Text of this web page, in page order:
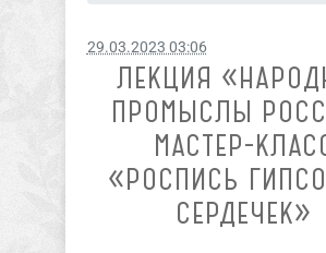
29.03.2023 03:06
ЛЕКЦИЯ
ПРОМЫСЛЫ
МАСТЕР-
«РОСПИСЬ
СЕРДЕЧЕК»